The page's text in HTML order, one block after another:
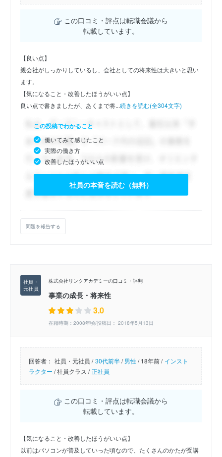
この口コミ・評点は転職会議から
転載しています。
【良い点】
親会社がしっかりしているし、会社としての将来性は大きいと思い
ます。
【気になること・改善したほうがいい点】
良い点で書きましたが、あくまで将...続きを読む(全304文字)
この投稿でわかること
働いてみて感じたこと
実際の働き方
改善したほうがいい点
社員の本音を読む（無料）
問題を報告する
株式会社リンクアカデミーの口コミ・評判
事業の成長・将来性
3.0
在籍時期：2008年頃/投稿日： 2018年5月13日
回答者： 社員・元社員 / 30代前半/男性/18年前 / インスト
ラクター /社員クラス / 正社員
この口コミ・評点は転職会議から
転載しています。
【気になること・改善したほうがいい点】
以前はパソコンが普及していった頃なので、たくさんのかたが受講